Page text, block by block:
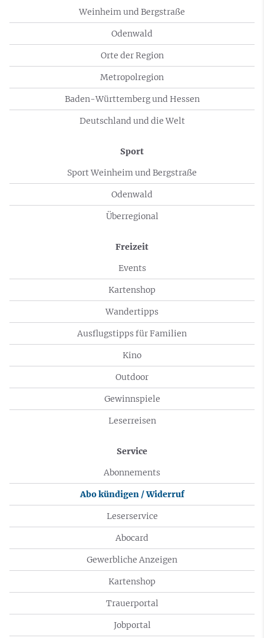
Weinheim und Bergstraße
Odenwald
Orte der Region
Metropolregion
Baden-Württemberg und Hessen
Deutschland und die Welt
Sport
Sport Weinheim und Bergstraße
Odenwald
Überregional
Freizeit
Events
Kartenshop
Wandertipps
Ausflugstipps für Familien
Kino
Outdoor
Gewinnspiele
Leserreisen
Service
Abonnements
Abo kündigen / Widerruf
Leserservice
Abocard
Gewerbliche Anzeigen
Kartenshop
Trauerportal
Jobportal